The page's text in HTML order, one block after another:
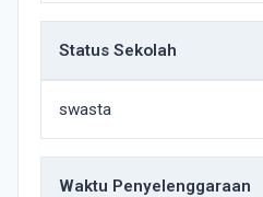
Status Sekolah
swasta
Waktu Penyelenggaraan